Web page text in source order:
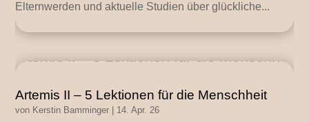
Elternwerden und aktuelle Studien über glückliche...
Artemis II – 5 Lektionen für die Menschheit
von Kerstin Bamminger 14. Apr. 26